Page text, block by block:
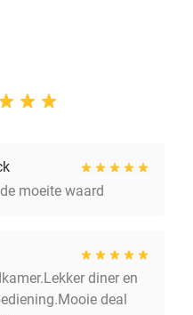
moeite waard
diner en
deal